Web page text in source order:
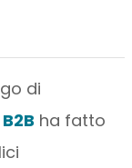
di
ha fatto